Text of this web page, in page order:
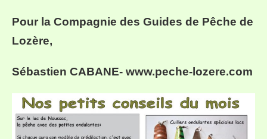
Pour la Compagnie des Guides de Pêche de
Lozère,
Sébastien CABANE- www.peche-lozere.com